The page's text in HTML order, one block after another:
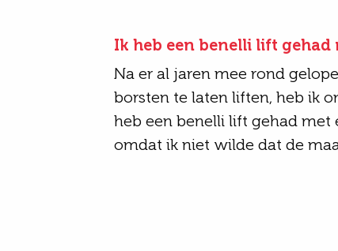
Ik heb een benelli lift gehad
Na er al jaren mee rond
borsten te laten liften, heb ik
heb een benelli lift gehad met
omdat ik niet wilde dat de